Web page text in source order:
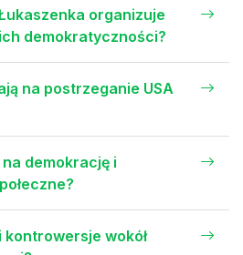
organizuje
demokratyczności?
na postrzeganie USA
demokrację i
wokół